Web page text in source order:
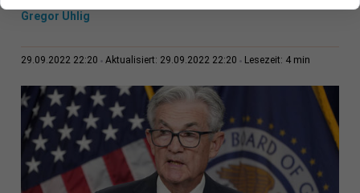
Gregor Uhlig
29.09.2022 22:20 Aktualisiert: 29.09.2022 22:20 Lesezeit: 4 min